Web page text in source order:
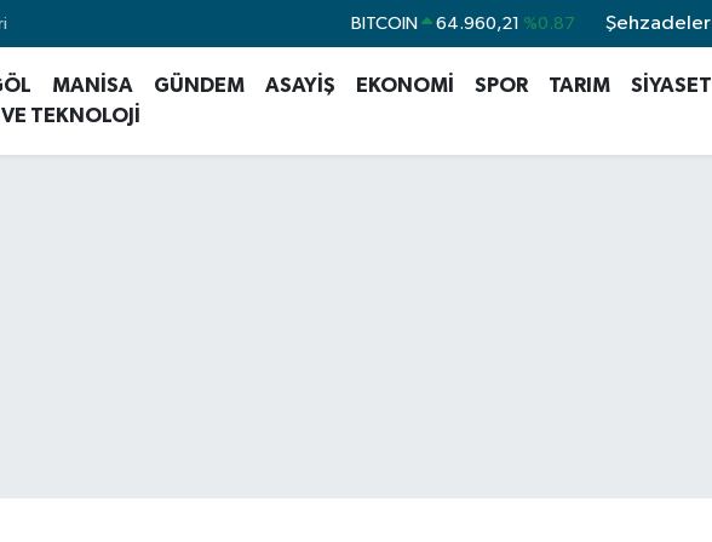
BITCOIN 64.960,21 %0.87
STERLİN 64,4811 %0.38
Şehzadeler
MANİSA GÜNDEM ASAYİŞ EKONOMİ SPOR TARIM SİYASET
TEKNOLOJİ